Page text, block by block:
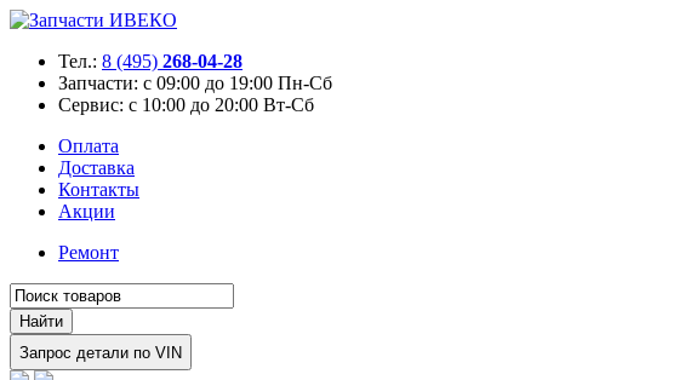
Тел.: 8 (495) 268-04-28
Запчасти: с 09:00 до 19:00 Пн-Сб
Сервис: с 10:00 до 20:00 Вт-Сб
Оплата
Доставка
Контакты
Акции
Ремонт